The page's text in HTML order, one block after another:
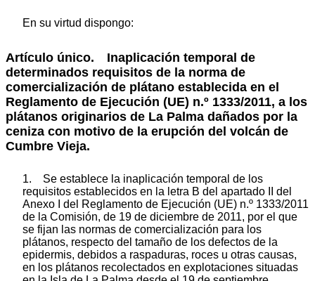
En su virtud dispongo:
Artículo único. Inaplicación temporal de
determinados requisitos de la norma de
comercialización de plátano establecida en el
Reglamento de Ejecución (UE) n.º 1333/2011, a los
plátanos originarios de La Palma dañados por la
ceniza con motivo de la erupción del volcán de
Cumbre Vieja.
1. Se establece la inaplicación temporal de los
requisitos establecidos en la letra B del apartado II del
Anexo I del Reglamento de Ejecución (UE) n.º 1333/2011
de la Comisión, de 19 de diciembre de 2011, por el que
se fijan las normas de comercialización para los
plátanos, respecto del tamaño de los defectos de la
epidermis, debidos a raspaduras, roces u otras causas,
en los plátanos recolectados en explotaciones situadas